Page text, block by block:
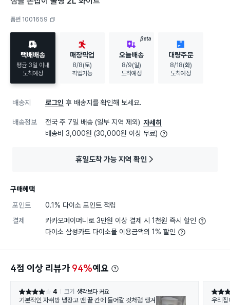
품번 1001659
택배배송
평균 3일 이내
도착예정
매장픽업
8/8(토)
픽업가능
BETA
오늘배송
8/9(일)
도착예정
대량주문
8/18(화)
도착예정
배송지 로그인 후 배송지를 확인해 보세요.
배송정보 전국 주 7일 배송 (일부 지역 제외) 자세히
배송비 3,000원 (30,000원 이상 무료)
휴일도착 가능 지역 확인
구매혜택
포인트
0.1% 다이소 포인트 적립
결제
카카오페이머니로 3만원 이상 결제 시 1천원 즉시 할인
다이소 삼성카드 다이소몰 이용금액의 1% 할인
4점 이상 리뷰가 94%예요
별점 4점 4 크기 생각보다 커요
기본적인 자취방 냉장고 맨 끝 칸에 들어갈 것처럼 생겨
별점 5
우리